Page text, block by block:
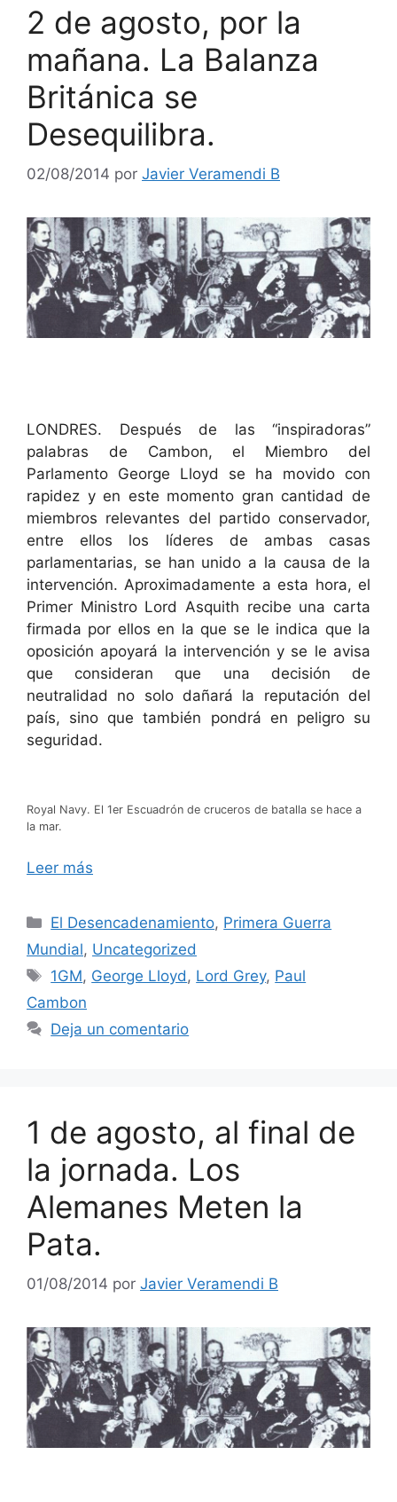
2 de agosto, por la
mañana. La Balanza
Británica se
Desequilibra.
02/08/2014 por Javier Veramendi B
LONDRES. Después de las “inspiradoras”
palabras de Cambon, el Miembro del
Parlamento George Lloyd se ha movido con
rapidez y en este momento gran cantidad de
miembros relevantes del partido conservador,
entre ellos los líderes de ambas casas
parlamentarias, se han unido a la causa de la
intervención. Aproximadamente a esta hora, el
Primer Ministro Lord Asquith recibe una carta
firmada por ellos en la que se le indica que la
oposición apoyará la intervención y se le avisa
que consideran que una decisión de
neutralidad no solo dañará la reputación del
país, sino que también pondrá en peligro su
seguridad.
Royal Navy. El 1er Escuadrón de cruceros de batalla se hace a
la mar.
Leer más
Categorías
El Desencadenamiento, Primera Guerra
Mundial, Uncategorized
Etiquetas
1GM, George Lloyd, Lord Grey, Paul
Cambon
Deja un comentario
1 de agosto, al final de
la jornada. Los
Alemanes Meten la
Pata.
01/08/2014 por Javier Veramendi B